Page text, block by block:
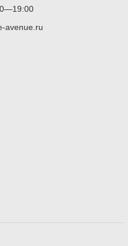
avenue.ru